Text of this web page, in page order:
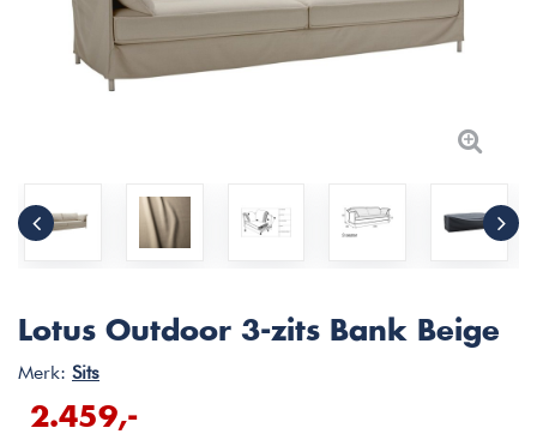
Lotus Outdoor 3-zits Bank Beige
Merk: Sits
2.459,-